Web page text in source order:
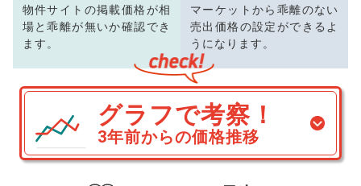
物件サイトの掲載価格が相
場と乖離が無いか確認でき
ます。
マーケットから乖離のない
売出価格の設定ができるよ
うになります。
グラフで考察！
3年前からの価格推移